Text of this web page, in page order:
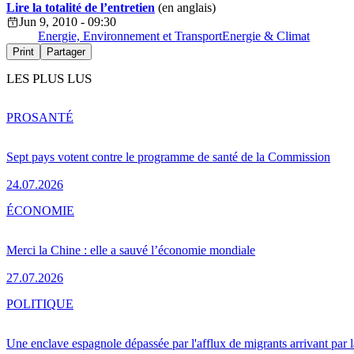
Lire la totalité de l’entretien (en anglais)
Jun 9, 2010 - 09:30
Energie, Environnement et TransportEnergie & Climat
Print Partager
LES PLUS LUS
Sept pays votent contre le programme de santé de la Commission
24.07.2026
PROSANTÉ
Merci la Chine : elle a sauvé l’économie mondiale
27.07.2026
ÉCONOMIE
Une enclave espagnole dépassée par l'afflux de migrants arrivant par
POLITIQUE